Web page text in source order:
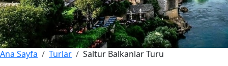
Ana Sayfa Turlar Saltur Balkanlar Turu